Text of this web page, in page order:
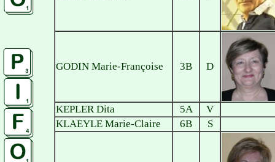
GODIN Marie-Françoise 3B D
KEPLER Dita 5A
V
KLAEYLE Marie-Claire
6B S